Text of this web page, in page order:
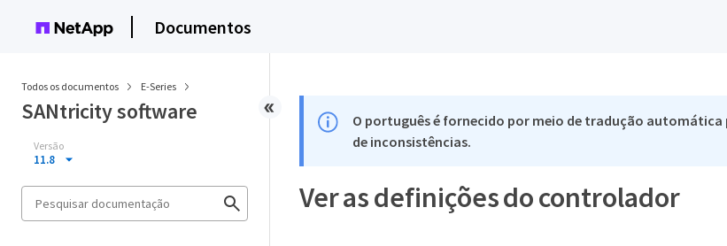
Documentos
Todos os documentos E-Series
SANtricity software
Versão
11.8
O português é fornecido por meio de tradução automática
de inconsistências.
Ver as definições do controlador